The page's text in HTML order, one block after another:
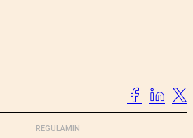
REGULAMIN